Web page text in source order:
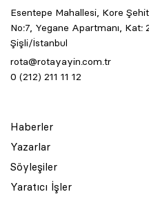
Esentepe Mahallesi, Kore
No:7, Yegane Apartmanı, Kat:
Şişli/İstanbul
rota@rotayayin.com.tr
0 (212) 211 11 12
Haberler
Yazarlar
Söyleşiler
Yaratıcı İşler